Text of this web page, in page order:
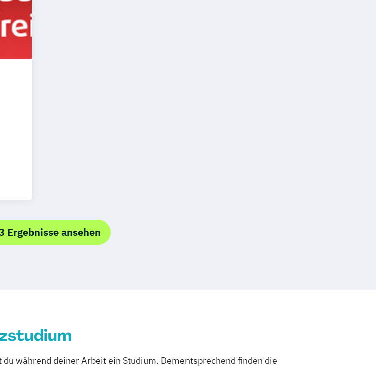
Ergebnisse ansehen
während deiner Arbeit ein Studium. Dementsprechend finden die